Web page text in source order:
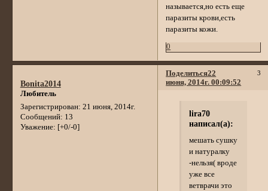
называется,но есть еще
паразиты крови,есть
паразиты кожи.
0
Поделиться 3
22
июня, 2014г. 00:09:52
Bonita2014
Любитель
Зарегистрирован: 21 июня, 2014г.
Сообщений: 13
Уважение: [+0/-0]
lira70
написал(а):
мешать сушку
и натуралку
-нельзя( вроде
уже все
ветврачи это